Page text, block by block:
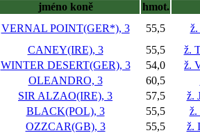
jméno koně
hmot.
VERNAL POINT(GER*), 3 55,5
ž.
CANEY(IRE), 3 55,5
ž.
WINTER DESERT(GER), 3 54,0
ž.
OLEANDRO, 3 60,5
SIR ALZAO(IRE), 3 57,5
ž.
BLACK(POL), 3 55,5
ž.
OZZCAR(GB), 3 55,5
ž.